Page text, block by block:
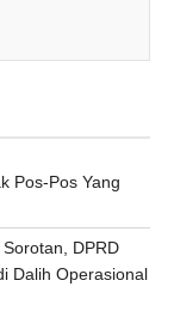
Pos-Pos Yang
DPRD
Dalih Operasional